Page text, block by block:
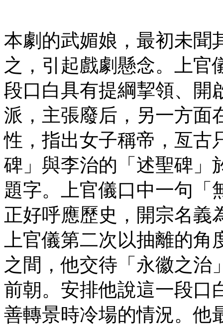
本劇的武媚娘，最初未聞
之，引起戲劇懸念。上官
段口白具有提綱挈領、開
派，主張廢后，另一方面
性，指出女子稱帝，亙古
碑」與李治的「述聖碑」
題字。上官儀口中一句「
正好呼應歷史，開宗名義
上官儀第二次以抽離的
之間，他交待「永徽之治
前朝。安排他說這一段口
善轉景時冷場的情況。他